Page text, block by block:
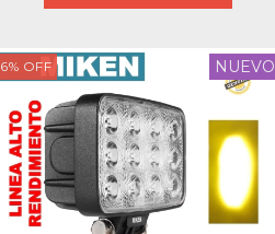
6% OFF NUEVO